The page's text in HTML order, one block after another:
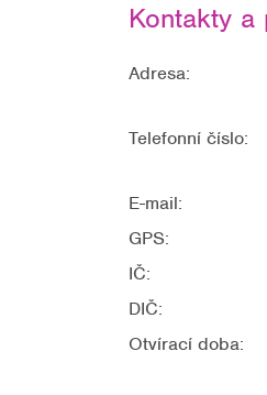
Kontakty a
Adresa:
Telefonní číslo:
E-mail:
GPS:
IČ:
DIČ:
Otvírací doba: